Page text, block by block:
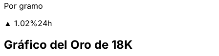
Por gramo
▲ 1.02%24h
Gráfico del Oro de 18K